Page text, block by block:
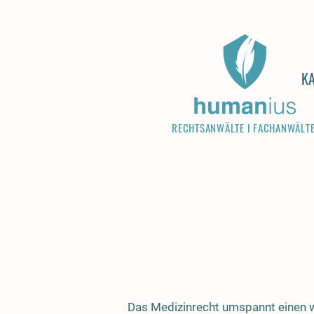
RECHTSANWÄLTE I FACHANWÄLTE
Das Medizinrecht umspannt einen